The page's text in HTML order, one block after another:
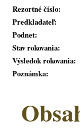
Rezortné číslo:
Predkladateľ:
Podnet:
Stav rokovania:
Výsledok rokovania:
Poznámka: